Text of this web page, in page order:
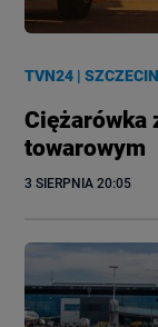
TVN24 |SZCZECIN
Ciężarówka
towarowym
3 SIERPNIA 20:05